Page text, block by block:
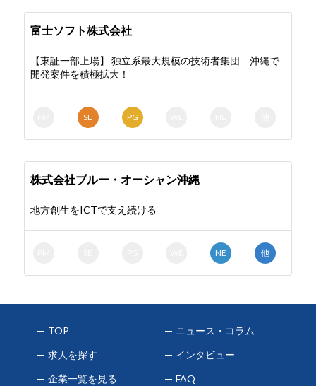
富士ソフト株式会社
【東証一部上場】 独立系最大規模の技術者集団 沖縄で
開発案件を積極拡大！
SE PG
株式会社ブルー・オーシャン沖縄
地方創生をICTで支え続ける
NE 他
TOP
求人を探す
企業一覧を見る
ニュース・コラム
インタビュー
FAQ